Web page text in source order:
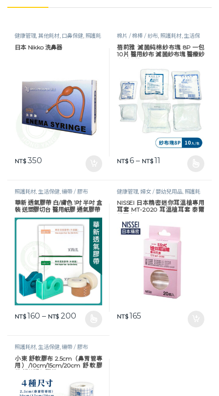
健康管理,其他耗材, 口鼻保健, 照護耗
材,生活保健
日本 Nikko 洗鼻器
NT$350
棉片 / 棉棒 / 紗布, 照護耗材,生活保
健
蓓莉雅 滅菌純棉紗布塊 8P 一包
10片 醫用紗布 滅菌紗布塊 醫療紗
NT$6 – NT$11
照護耗材 生活保健,繃帶 / 膠布
華新 透氣膠帶 白/膚色 1吋 半吋 盒
裝 送塑膠切台 醫用紙膠 通氣膠帶
NT$160 – NT$200價格範圍：NT$ 160 到 NT$ 200
健康管理,婦女 / 嬰幼兒用品, 照護耗
材,耳溫槍 / 體溫計
NISSEI 日本精密迷你耳溫槍專用
耳套 MT-2020 耳溫槍耳套 泰爾
NT$165
照護耗材,生活保健,繃帶 / 膠布
小東 舒軟膠布 2.5cm（鼻胃管專
用）/10cm/15cm/20cm 舒軟膠